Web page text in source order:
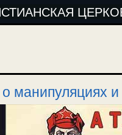
манипуляциях и